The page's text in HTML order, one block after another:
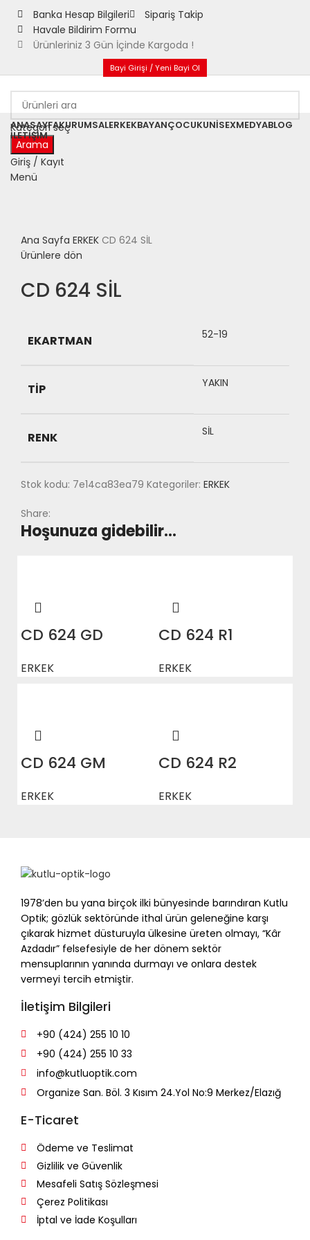
Banka Hesap Bilgileri
Sipariş Takip
Havale Bildirim Formu
Ürünleriniz 3 Gün İçinde Kargoda !
Bayi Girişi / Yeni Bayi Ol
Kategori seç
Arama
Giriş / Kayıt
Menü
ANASAYFAKURUMSALERKEKBAYANÇOCUKUNISEXMEDYABLOG
İLETIŞIM
Satıldı
Ana Sayfa ERKEK CD 624 SİL
Ürünlere dön
CD 624 SİL
EKARTMAN 52-19
TIP YAKIN
RENK SİL
Stok kodu: 7e14ca83ea79 Kategoriler: ERKEK
Share:
Hoşunuza gidebilir…
CD 624 GD
ERKEK
CD 624 R1
ERKEK
CD 624 GM
ERKEK
CD 624 R2
ERKEK
1978’den bu yana birçok ilki bünyesinde barındıran Kutlu
Optik; gözlük sektöründe ithal ürün geleneğine karşı
çıkarak hizmet düsturuyla ülkesine üreten olmayı, “Kâr
Azdadır” felsefesiyle de her dönem sektör
mensuplarının yanında durmayı ve onlara destek
vermeyi tercih etmiştir.
İletişim Bilgileri
+90 (424) 255 10 10
+90 (424) 255 10 33
info@kutluoptik.com
Organize San. Böl. 3 Kısım 24.Yol No:9 Merkez/Elazığ
E-Ticaret
Ödeme ve Teslimat
Gizlilik ve Güvenlik
Mesafeli Satış Sözleşmesi
Çerez Politikası
İptal ve İade Koşulları